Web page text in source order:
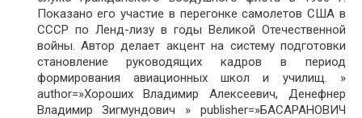
Показано его участие в перегонке самолетов США в
СССР по Ленд-лизу в годы Великой Отечественной
войны. Автор делает акцент на систему подготовки
становление руководящих кадров в период
формирования авиационных школ и училищ. »
author=»Хороших Владимир Алексеевич, Денефнер
Владимир Зигмундович » publisher=»БАСАРАНОВИЧ